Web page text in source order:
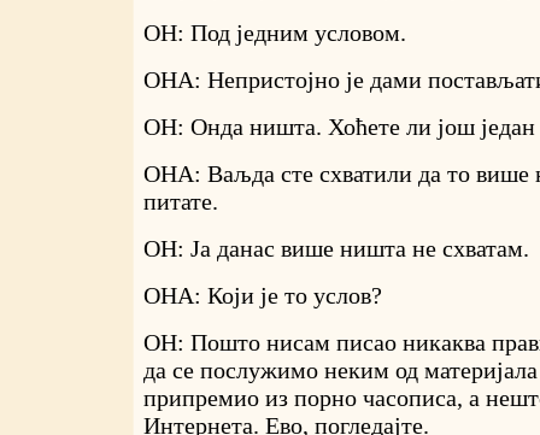
ОН: Под једним условом.
ОНА: Непристојно је дами
ОН: Онда ништа. Хоћете ли још
ОНА: Ваљда сте схватили да то више
питате.
ОН: Ја данас више ништа не схватам.
ОНА: Који је то услов?
ОН: Пошто нисам писао никаква
да се послужимо неким од
припремио из порно часописа, а
Интернета. Ево, погледајте.